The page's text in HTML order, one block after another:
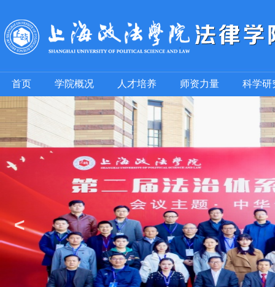
首页 学院概况 人才培养 师资力量 科学研
<